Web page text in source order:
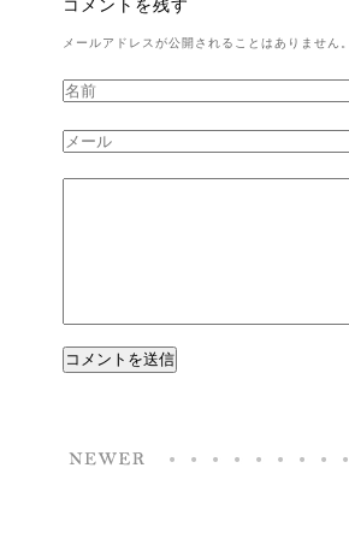
コメントを残す
メールアドレスが公開されることはありません。